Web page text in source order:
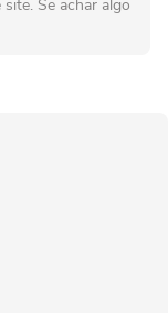
Se achar algo